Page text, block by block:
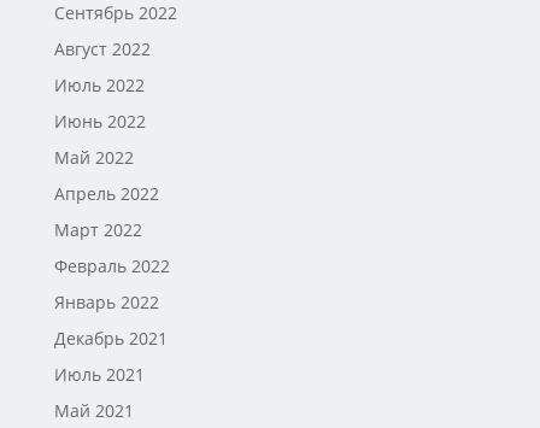
Сентябрь 2022
Август 2022
Июль 2022
Июнь 2022
Май 2022
Апрель 2022
Март 2022
Февраль 2022
Январь 2022
Декабрь 2021
Июль 2021
Май 2021